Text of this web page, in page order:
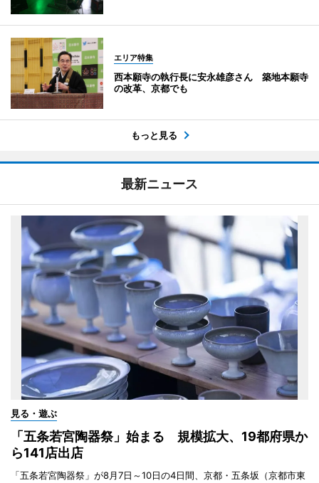
エリア特集
西本願寺の執行長に安永雄彦さん 築地本願寺
の改革、京都でも
もっと見る
最新ニュース
見る・遊ぶ
「五条若宮陶器祭」始まる 規模拡大、19都府県か
ら141店出店
「五条若宮陶器祭」が8月7日～10日の4日間、京都・五条坂（京都市東